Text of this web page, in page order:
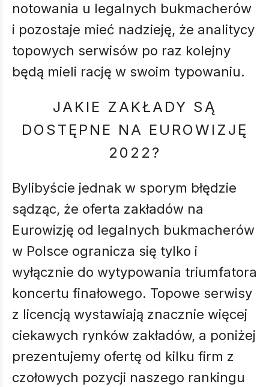
notowania u legalnych bukmacherów
i pozostaje mieć nadzieję, że analitycy
topowych serwisów po raz kolejny
będą mieli rację w swoim typowaniu.
JAKIE ZAKŁADY SĄ
DOSTĘPNE NA EUROWIZJĘ
2022?
Bylibyście jednak w sporym błędzie
sądząc, że oferta zakładów na
Eurowizję od legalnych bukmacherów
w Polsce ogranicza się tylko i
wyłącznie do wytypowania triumfatora
koncertu finałowego. Topowe serwisy
z licencją wystawiają znacznie więcej
ciekawych rynków zakładów, a poniżej
prezentujemy ofertę od kilku firm z
czołowych pozycji naszego rankingu